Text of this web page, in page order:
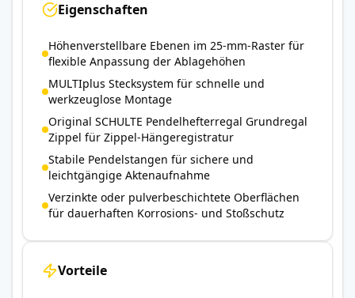
Eigenschaften
Höhenverstellbare Ebenen im 25-mm-Raster für
flexible Anpassung der Ablagehöhen
MULTIplus Stecksystem für schnelle und
werkzeuglose Montage
Original SCHULTE Pendelhefterregal Grundregal
Zippel für Zippel-Hängeregistratur
Stabile Pendelstangen für sichere und
leichtgängige Aktenaufnahme
Verzinkte oder pulverbeschichtete Oberflächen
für dauerhaften Korrosions- und Stoßschutz
Vorteile